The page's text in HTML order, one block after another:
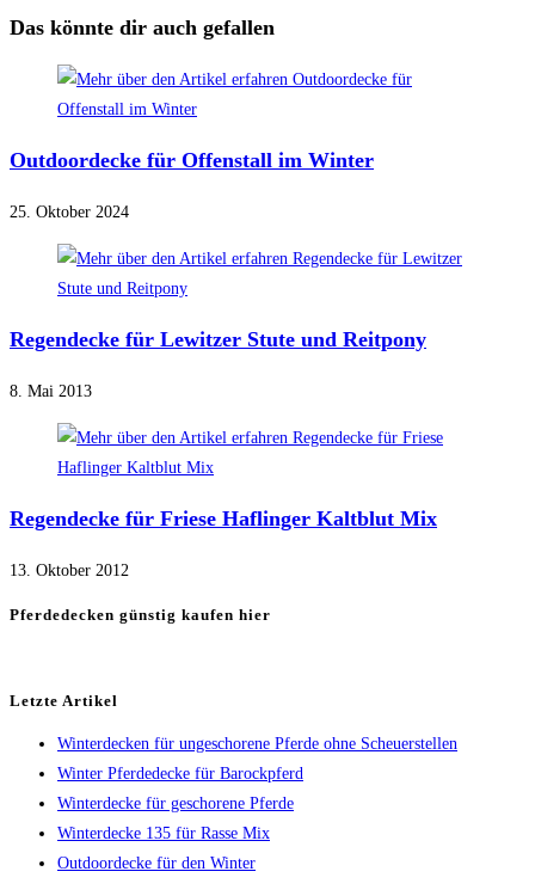
Das könnte dir auch gefallen
Outdoordecke für Offenstall im Winter
25. Oktober 2024
Regendecke für Lewitzer Stute und Reitpony
8. Mai 2013
Regendecke für Friese Haflinger Kaltblut Mix
13. Oktober 2012
Pferdedecken günstig kaufen hier
Letzte Artikel
Winterdecken für ungeschorene Pferde ohne Scheuerstellen
Winter Pferdedecke für Barockpferd
Winterdecke für geschorene Pferde
Winterdecke 135 für Rasse Mix
Outdoordecke für den Winter